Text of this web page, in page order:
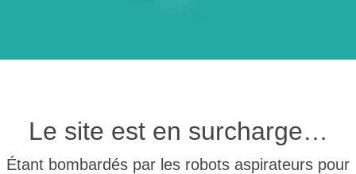
Le site est en surcharge…
Étant bombardés par les robots aspirateurs pour